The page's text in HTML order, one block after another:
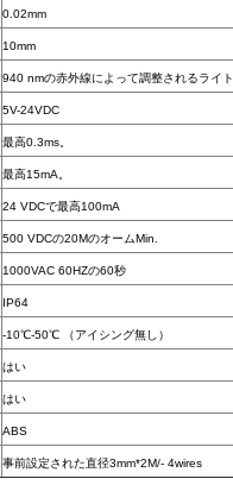
0.02mm
10mm
940 nmの赤外線によって調整されるライト
5V-24VDC
最高0.3ms。
最高15mA。
24 VDCで最高100mA
500 VDCの20MのオームMin.
1000VAC 60HZの60秒
IP64
-10℃-50℃ （アイシング無し）
はい
はい
ABS
事前設定された直径3mm*2M/- 4wires